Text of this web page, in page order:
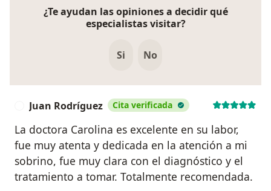
¿Te ayudan las opiniones a decidir qué
especialistas visitar?
Si No
Juan Rodríguez Cita verificada
La doctora Carolina es excelente en su labor,
fue muy atenta y dedicada en la atención a mi
sobrino, fue muy clara con el diagnóstico y el
tratamiento a tomar. Totalmente recomendada.